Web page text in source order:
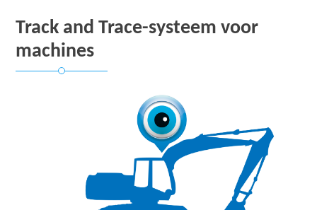
Track and Trace-systeem voor
machines